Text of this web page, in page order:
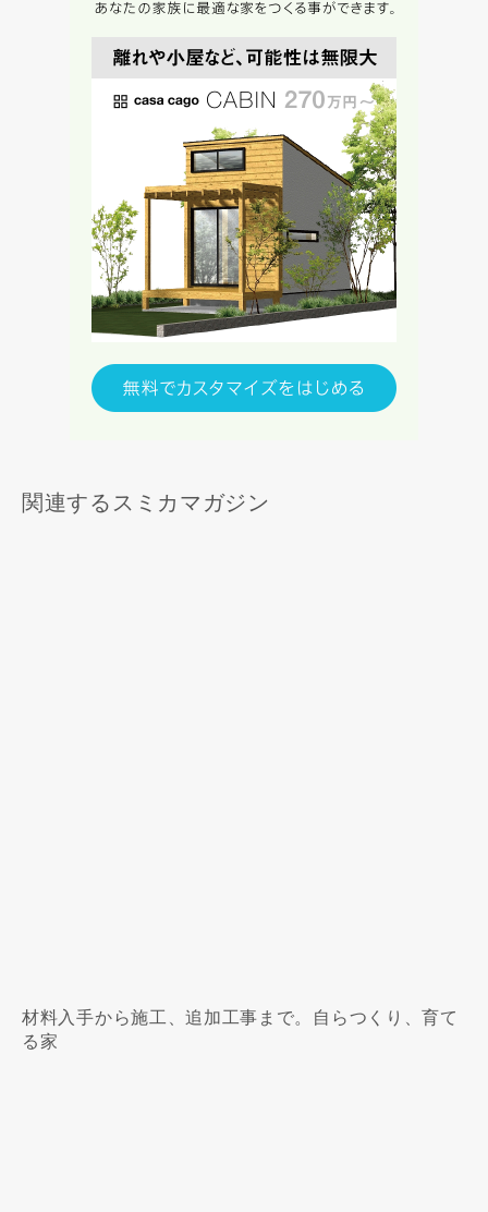
関連するスミカマガジン
材料入手から施工、追加工事まで。自らつくり、育て
る家
入力内容を送信する